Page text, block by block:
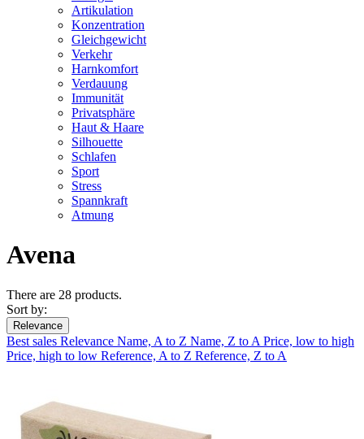
Artikulation
Konzentration
Gleichgewicht
Verkehr
Harnkomfort
Verdauung
Immunität
Privatsphäre
Haut & Haare
Silhouette
Schlafen
Sport
Stress
Spannkraft
Atmung
Avena
There are 28 products.
Sort by:
Relevance
Best sales Relevance Name, A to Z Name, Z to A Price, low to high
Price, high to low Reference, A to Z Reference, Z to A